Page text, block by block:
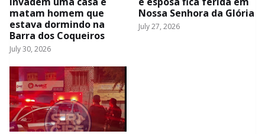
matam homem que
estava dormindo na
Barra dos Coqueiros
July 30, 2026
Nossa Senhora da Glória
July 27, 2026